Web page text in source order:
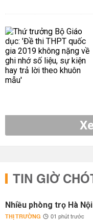
TIN GIỜ
Nhiều phòng trọ Hà
THỊ TRƯỜNG 01 phút trước